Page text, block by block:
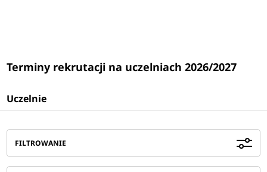
Terminy rekrutacji na uczelniach 2026/2027
Uczelnie
FILTROWANIE